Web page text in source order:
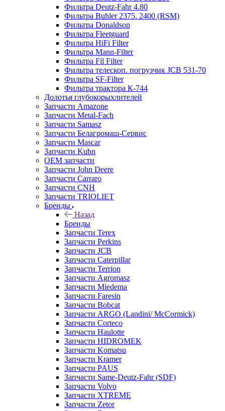
Фильтра Deutz-Fahr 4.80
Фильтра Buhler 2375. 2400 (RSM)
Фильтра Donaldson
Фильтра Fleetguard
Фильтра HiFi Filter
Фильтра Mann-Filter
Фильтра Fil Filter
Фильтра телескоп. погрузчик JCB 531-70
Фильтра SF-Filter
Фильтра трактора К-744
Долотья глубокорыхлителей
Запчасти Amazone
Запчасти Metal-Fach
Запчасти Samasz
Запчасти Белагромаш-Сервис
Запчасти Mascar
Запчасти Kuhn
OEM запчасти
Запчасти John Deere
Запчасти Carraro
Запчасти CNH
Запчасти TRIOLIET
Бренды
Назад
Бренды
Запчасти Terex
Запчасти Perkins
Запчасти JCB
Запчасти Caterpillar
Запчасти Terrion
Запчасти Agromasz
Запчасти Miedema
Запчасти Faresin
Запчасти Bobcat
Запчасти ARGO (Landini/ McCormick)
Запчасти Corteco
Запчасти Haulotte
Запчасти HIDROMEK
Запчасти Komatsu
Запчасти Kramer
Запчасти PAUS
Запчасти Same-Deutz-Fahr (SDF)
Запчасти Volvo
Запчасти XTREME
Запчасти Zetor